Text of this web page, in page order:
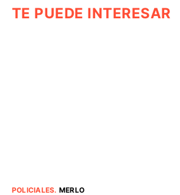
TE PUEDE INTERESAR
POLICIALES. MERLO